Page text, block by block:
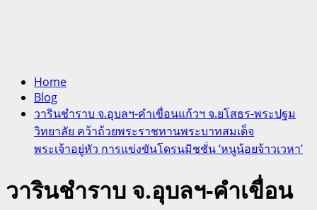
Home
Blog
วารินชำราบ จ.อุบลฯ-คำเขื่อนแก้วฯ จ.ยโสธร-พระปฐม
วิทยาลัย คว้าถ้วยพระราชทานพระบาทสมเด็จ
พระเจ้าอยู่หัว การแข่งขันโดรนมิชชั่น ‘หนูน้อยจ้าวเวหา’
วารินชำราบ จ.อุบลฯ-คำเขื่อน